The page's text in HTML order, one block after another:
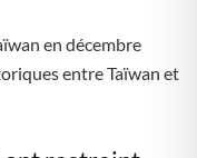
en décembre
entre Taïwan et